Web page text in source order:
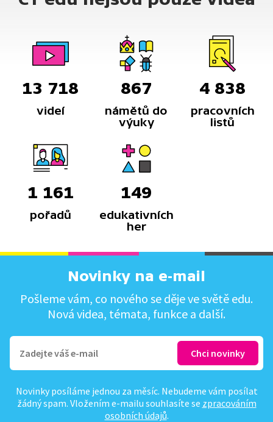
zde bylo narychlo zahrabaných do země, těla se
zde odmítali obdělávat půdu. Až 17 let po bitvě
vznikl přenesením ostatků nejpočetnější
hromadný hrob u nás, který sdílí vojáci bez ohledu
na národnost a zem, za kterou padli.
13 718
videí
867
námětů do
výuky
4 838
pracovních
listů
1 161
pořadů
149
edukativních
her
Novinky na e-mail
Pošleme vám, co nového se děje ve světě edu.
Nová videa, témata, funkce a další.
Novinky posíláme jednou za měsíc. Nebudeme vám posílat
žádný spam. Vložením e-mailu souhlasíte se zpracováním
osobních údajů.